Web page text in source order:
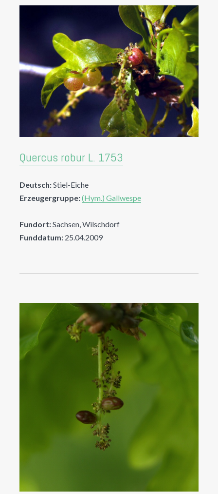
Quercus robur L. 1753
Deutsch:Stiel-Eiche
Erzeugergruppe:(Hym.) Gallwespe
Fundort:Sachsen, Wilschdorf
Funddatum: 25.04.2009